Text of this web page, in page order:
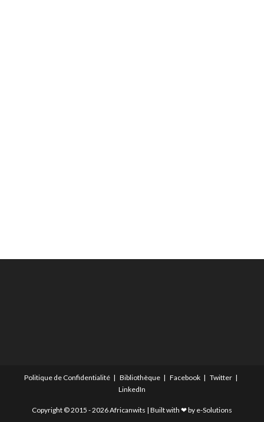
Politique de Confidentialité Bibliothèque Facebook
Twitter
LinkedIn
Copyright © 2015 - 2026 Africanwits | Built with ❤ by e-Solutions